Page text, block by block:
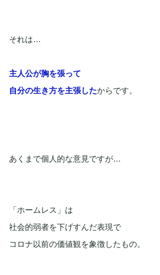
それは…
主人公が胸を張って
自分の生き方を主張したからです。
あくまで個人的な意見ですが…
「ホームレス」は
社会的弱者を下げすんだ表現で
コロナ以前の価値観を象徴したもの。